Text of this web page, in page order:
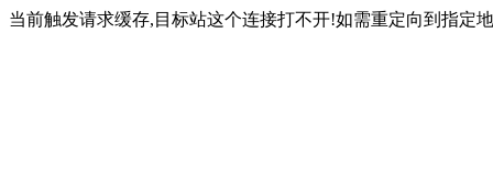
当前触发请求缓存,目标站这个连接打不开!如需重定向到指定